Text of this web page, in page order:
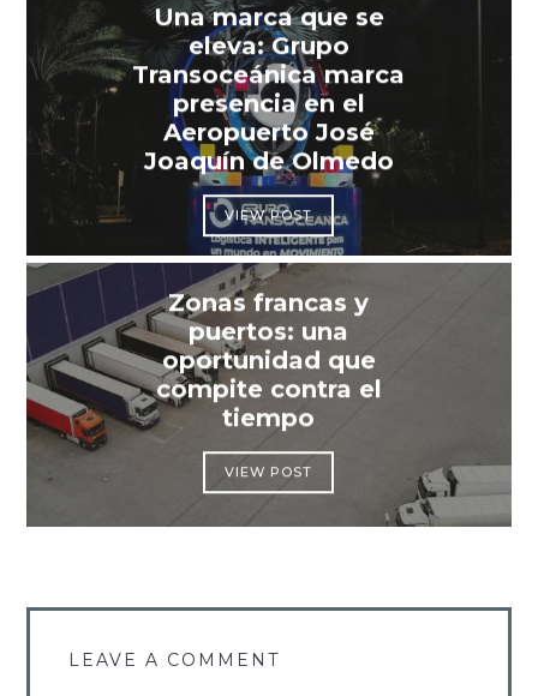
Una marca que se
eleva: Grupo
Transoceánica marca
presencia en el
Aeropuerto José
Joaquín de Olmedo
VIEW POST
Zonas francas y
puertos: una
oportunidad que
compite contra el
tiempo
VIEW POST
LEAVE A COMMENT